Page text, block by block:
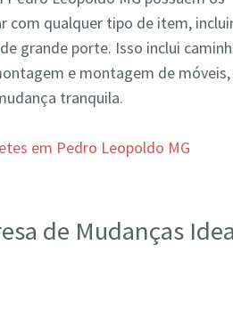
com qualquer tipo de item,
grande porte. Isso inclui
e montagem de
tranquila.
de Mudanças